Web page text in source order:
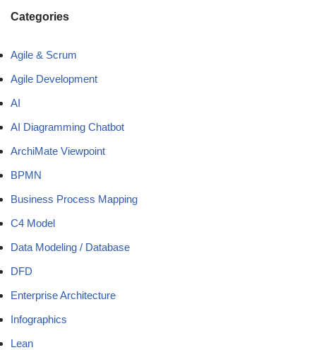
Categories
Agile & Scrum
Agile Development
AI
AI Diagramming Chatbot
ArchiMate Viewpoint
BPMN
Business Process Mapping
C4 Model
Data Modeling / Database
DFD
Enterprise Architecture
Infographics
Lean